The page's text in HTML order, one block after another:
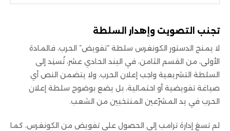
تجنب التصويت وإهدار السلطة
لا يمنح الدستور الكونغرس سلطة “تفويض” الحرب، فالمادة
الأولى، من القسم الثامن، في البند الحادي عشر، تُسنِد إلى
السلطة التشريعية واجب إعلان الحرب، ولا يتضمن النص أي
صياغة تفويضية أو احتمالية، بل يضع بوضوح سلطة إعلان
الحرب في يد المشرّعين المنتخبين من الشعب.
لم تسعَ إدارة ترامب إلى الحصول على تفويض من الكونغرس، كما